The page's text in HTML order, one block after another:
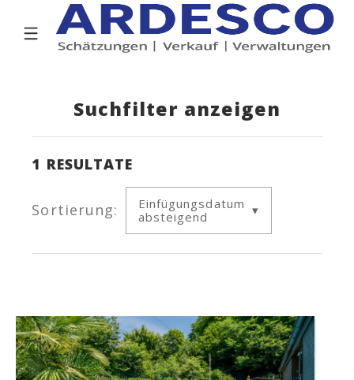
Suchfilter anzeigen
1 RESULTATE
Sortierung:
Einfügungsdatum
absteigend